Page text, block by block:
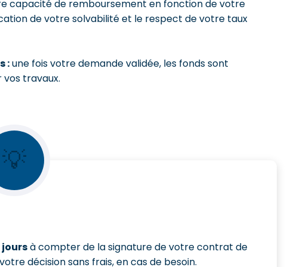
capacité de remboursement en fonction de votre
de votre solvabilité et le respect de votre taux
:une fois votre demande validée, les fonds sont
travaux.
💡
à compter de la signature de votre contrat de
décision sans frais, en cas de besoin.